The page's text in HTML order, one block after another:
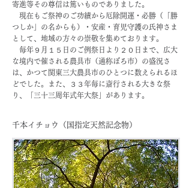
寄進等その尊信は篤いものでありました。
現在もご祭神のご功績から厄除開運・必勝（「勝
つしか」の名からも）・安産・育児守護の氏神さま
として、地域の方々の崇敬を集めております。
毎年９月１５日のご例祭日より２０日まで、広大
な境内で催される農具市（通称ぼろ市）の盛況さ
は、かつて関東三大農具市のひとつに数えられるほ
どでした。また、３３年毎に斎行される大きな祭
り、「三十三周年式年大祭」があります。
千本イチョウ（国指定天然記念物）